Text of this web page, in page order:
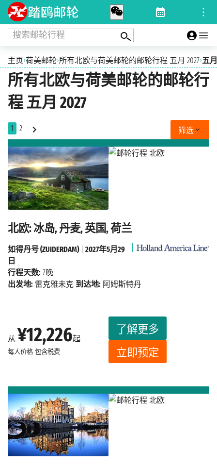
搜索邮轮行程
主页›荷美邮轮›所有北欧与荷美邮轮的邮轮行程 五月 2027›五
所有北欧与荷美邮轮的邮轮行
程 五月 2027
1 2 筛选
北欧: 冰岛, 丹麦, 英国, 荷兰
从 ¥12,226起
每人价格 包含税费
了解更多
立即预定
如得丹号 (ZUIDERDAM)| 2027年5月29
日
行程天数: 7晚
出发地: 雷克雅未克 到达地: 阿姆斯特丹